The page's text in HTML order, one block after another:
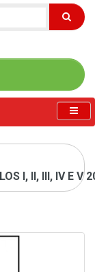
I, II, III, IV E V